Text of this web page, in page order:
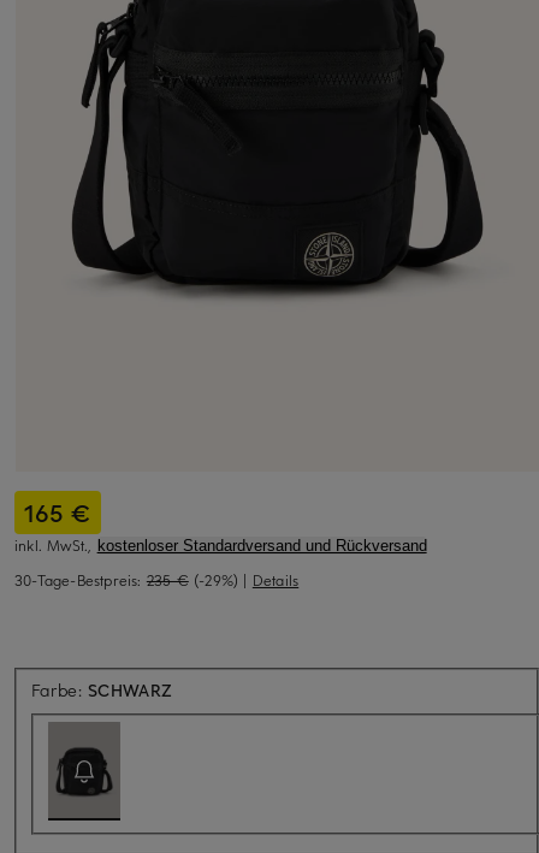
165 €
inkl. MwSt., kostenloser Standardversand und Rückversand
30-Tage-Bestpreis: 235 € (-29%) | Details
Farbe: SCHWARZ